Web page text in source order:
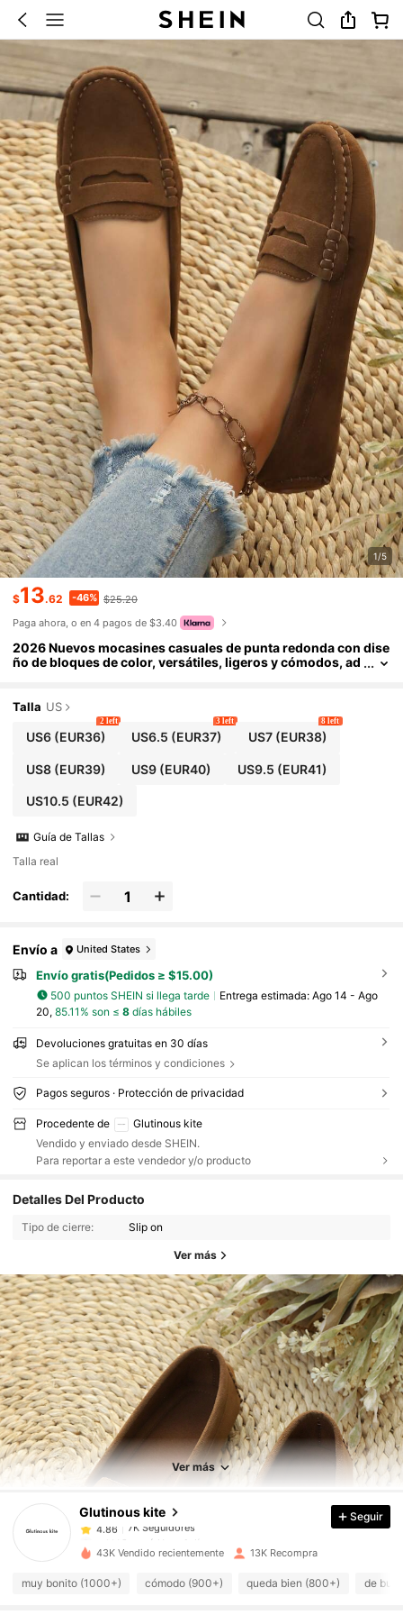
1/5
$13.62 -46% $25.20
Paga ahora, o en 4 pagos de $3.40
2026 Nuevos mocasines casuales de punta redonda con dise
ño de bloques de color, versátiles, ligeros y cómodos, ad
Talla US
US6(EUR36)
2 left
US6.5 (EUR37)
3 left
US7(EUR38)
8 left
US8(EUR39) US9 (EUR40) US9.5 (EUR41)
US10.5 (EUR42)
Guía de Tallas
Talla real
Cantidad:
Envío a United States
Envío gratis(Pedidos ≥ $15.00)
500 puntos SHEIN si llega tarde Entrega estimada: Ago 14 - Ago
20, 85.11% son ≤ 8días hábiles
Devoluciones gratuitas en 30 días
Se aplican los términos y condiciones
Pagos seguros · Protección de privacidad
Procedente de
Glutinous kite
Vendido y enviado desde SHEIN.
Para reportar a este vendedor y/o producto
Detalles Del Producto
Tipo de cierre: Slip on
Ver más
Ver más
Glutinous kite
4.86 7K Seguidores
4.86 7K Seguidores
4.86
7K Seguidores
m***9 pagóHace 1 día
Seguir
43K Vendido recientemente 13K Recompra
muy bonito (1000+) cómodo (900+) queda bien (800+) de